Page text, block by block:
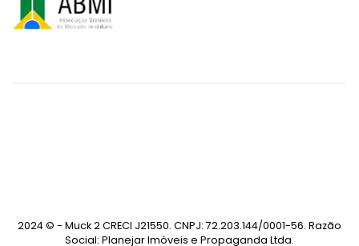
2024 © - Muck 2 CRECI J21550. CNPJ: 72.203.144/0001-56. Razão
Social: Planejar Imóveis e Propaganda Ltda.